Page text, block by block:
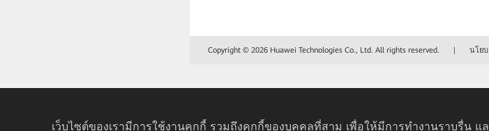
Copyright © 2026 Huawei Technologies Co., Ltd. All rights reserved. | นโย
เว็บไซต์ของเรามีการใช้งานคุกกี้ รวมถึงคุกกี้ของบุคคลที่สาม เพื่อให้มีการทำงานราบรื่น แล